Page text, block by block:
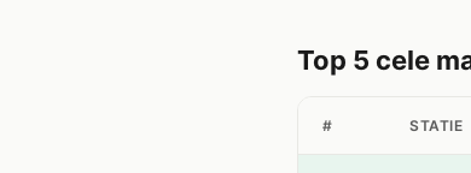
Top 5 cele
# STATIE